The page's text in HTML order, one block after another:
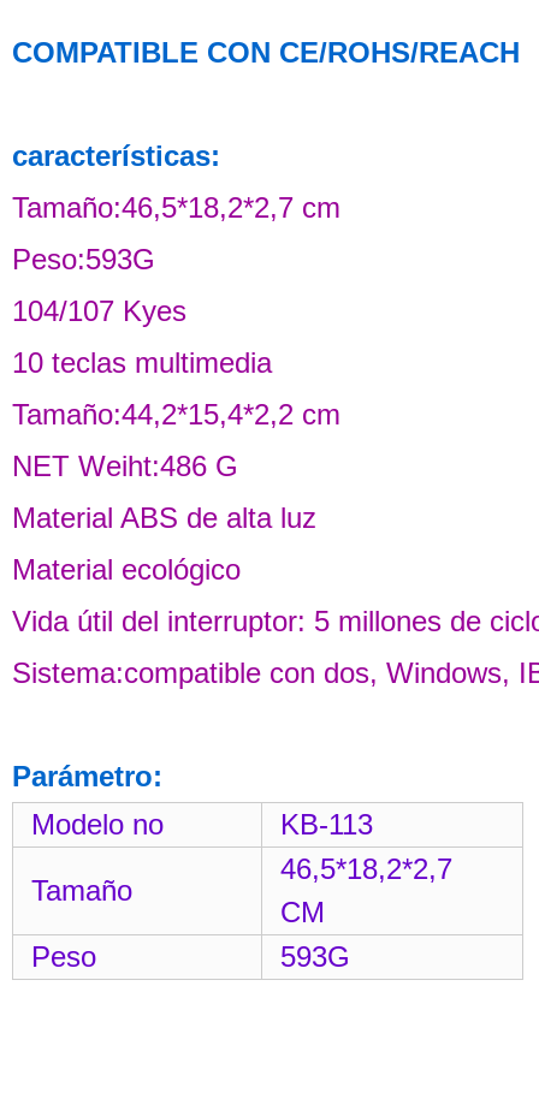
COMPATIBLE CON CE/ROHS/REACH
características:
Tamaño:46,5*18,2*2,7 cm
Peso:593G
104/107 Kyes
10 teclas multimedia
Tamaño:44,2*15,4*2,2 cm
NET Weiht:486 G
Material ABS de alta luz
Material ecológico
Vida útil del interruptor: 5 millones de
Sistema:compatible con dos, Windows,
Parámetro:
Modelo no
KB-113
Tamaño
46,5*18,2*2,7
CM
Peso
593G